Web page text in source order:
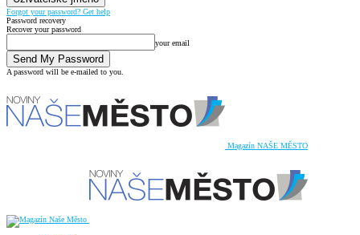
Forgot your password? Get help
Password recovery
Recover your password
your email
A password will be e-mailed to you.
Magazín NAŠE MĚSTO